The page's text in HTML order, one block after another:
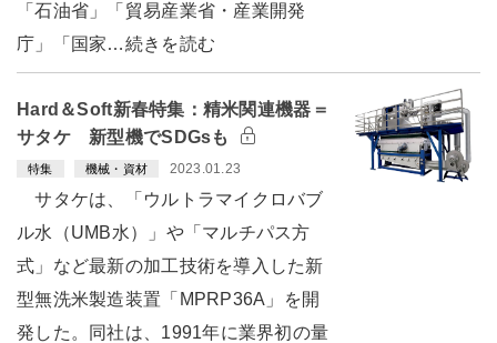
「石油省」「貿易産業省・産業開発
庁」「国家…続きを読む
Hard＆Soft新春特集：精米関連機器＝
サタケ 新型機でSDGsも
特集 機械・資材 2023.01.23
サタケは、「ウルトラマイクロバブ
ル水（UMB水）」や「マルチパス方
式」など最新の加工技術を導入した新
型無洗米製造装置「MPRP36A」を開
発した。同社は、1991年に業界初の量